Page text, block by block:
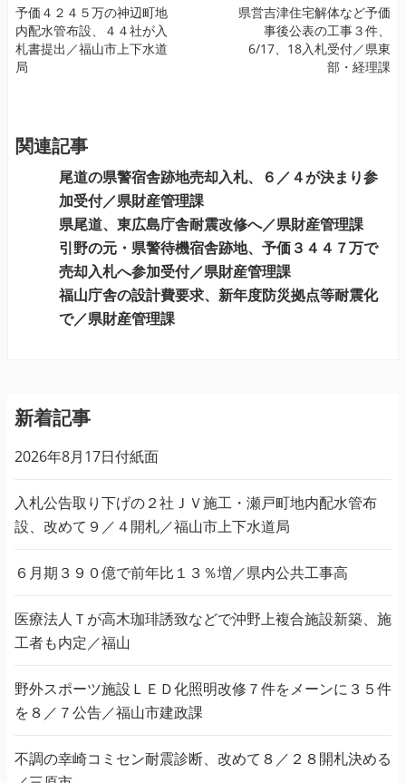
投
稿
ナ
ビ
シ
予価４２４５万の神辺町地
内配水管布設、４４社が入
札書提出／福山市上下水道
局
県営吉津住宅解体など予価
事後公表の工事３件、
6/17、18入札受付／県東
部・経理課
関連記事
尾道の県警宿舎跡地売却入札、６／４が決まり参
加受付／県財産管理課
県尾道、東広島庁舎耐震改修へ／県財産管理課
引野の元・県警待機宿舎跡地、予価３４４７万で
売却入札へ参加受付／県財産管理課
福山庁舎の設計費要求、新年度防災拠点等耐震化
で／県財産管理課
新着記事
2026年8月17日付紙面
入札公告取り下げの２社ＪＶ施工・瀬戸町地内配水管布
設、改めて９／４開札／福山市上下水道局
６月期３９０億で前年比１３％増／県内公共工事高
医療法人Ｔが高木珈琲誘致などで沖野上複合施設新築、施
工者も内定／福山
野外スポーツ施設ＬＥＤ化照明改修７件をメーンに３５件
を８／７公告／福山市建政課
不調の幸崎コミセン耐震診断、改めて８／２８開札決める